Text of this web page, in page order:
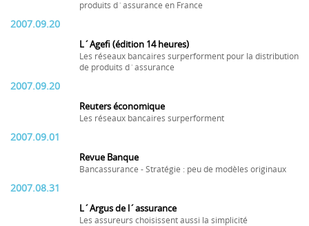
produits d´assurance en France
2007.09.20
L´Agefi (édition 14 heures)
Les réseaux bancaires surperforment pour la distribution
de produits d´assurance
2007.09.20
Reuters économique
Les réseaux bancaires surperforment
2007.09.01
Revue Banque
Bancassurance - Stratégie : peu de modèles originaux
2007.08.31
L´Argus de l´assurance
Les assureurs choisissent aussi la simplicité